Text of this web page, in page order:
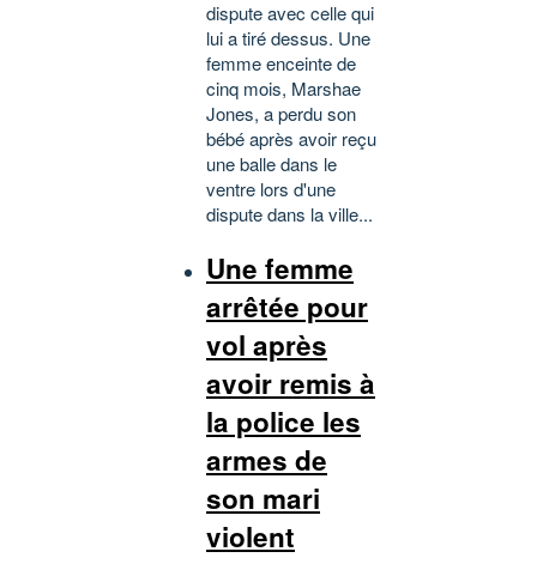
dispute avec celle qui
lui a tiré dessus. Une
femme enceinte de
cinq mois, Marshae
Jones, a perdu son
bébé après avoir reçu
une balle dans le
ventre lors d'une
dispute dans la ville...
Une femme
arrêtée pour
vol après
avoir remis à
la police les
armes de
son mari
violent